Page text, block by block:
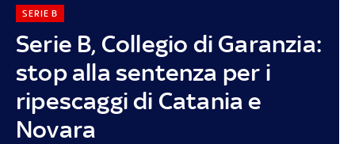
Serie B, Collegio di Garanzia:
stop alla sentenza per i
ripescaggi di Catania e
Novara
SERIE B